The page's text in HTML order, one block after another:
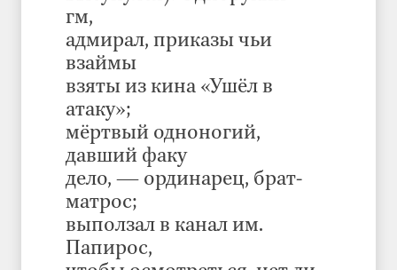
гм,
адмирал, приказы чьи
взаймы
взяты из кина «Ушёл в
атаку»;
мёртвый одноногий,
давший факу
дело, — ординарец, брат-
матрос;
выползал в канал им.
Папирос,